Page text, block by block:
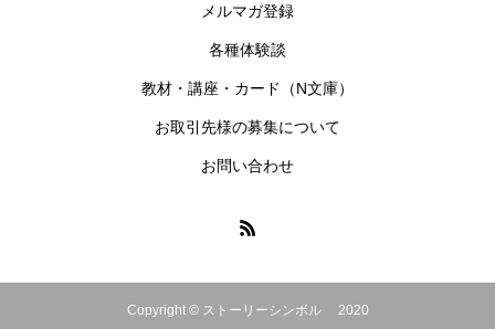
メルマガ登録
各種体験談
教材・講座・カード（N文庫）
お取引先様の募集について
お問い合わせ
Copyright © ストーリーシンボル 2020